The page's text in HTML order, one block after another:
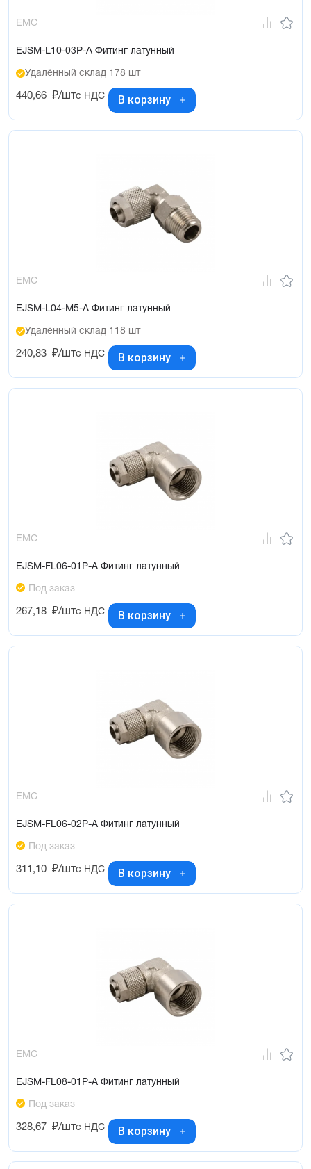
EMC
EJSM-L10-03P-A Фитинг латунный
Удалённый склад 178 шт
440,66 ₽/штс НДС В корзину
EMC
EJSM-L04-M5-A Фитинг латунный
Удалённый склад 118 шт
240,83 ₽/штс НДС В корзину
EMC
EJSM-FL06-01P-A Фитинг латунный
Под заказ
267,18 ₽/штс НДС В корзину
EMC
EJSM-FL06-02P-A Фитинг латунный
Под заказ
311,10 ₽/штс НДС В корзину
EMC
EJSM-FL08-01P-A Фитинг латунный
Под заказ
328,67 ₽/штс НДС В корзину